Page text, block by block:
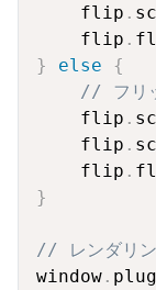
    flip
.
    flip
.
}
else
{
// フリ
    flip
.
    flip
.
    flip
.
}
// レンダリン
window .